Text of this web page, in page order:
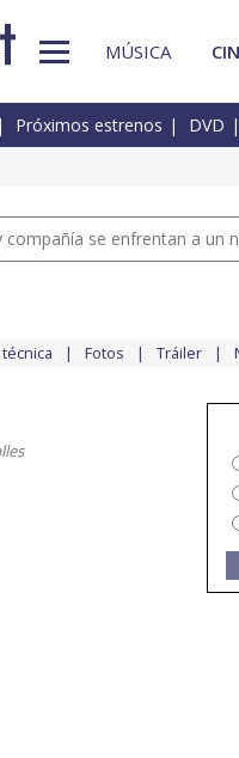
MÚSICA
Próximos estrenos DVD
compañía se enfrentan a un
Fotos Tráiler